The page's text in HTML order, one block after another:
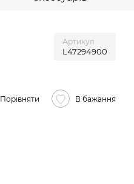
Артикул
L47294900
Порівняти В бажання